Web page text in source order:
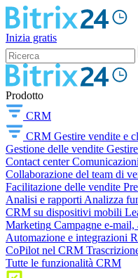
Inizia gratis
Prodotto
CRM
CRM Gestire vendite e
Gestione delle vendite
Contact center
Collaborazione del team di
Facilitazione delle vendite
Analisi e rapporti Analizza
CRM su dispositivi mobili
Marketing Campagne e-
Automazione e integrazioni
CoPilot nel CRM
Tutte le funzionalità CRM